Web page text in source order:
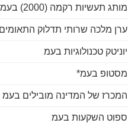
מותג תעשיות רקמה (2000) בעמ*
ערן מלכה שרותי תדלוק
יוניטק טכנולוגיות בעמ
מסטופ בעמ*
המכרז של המדינה מובילים בעמ
ספוט השקעות בעמ